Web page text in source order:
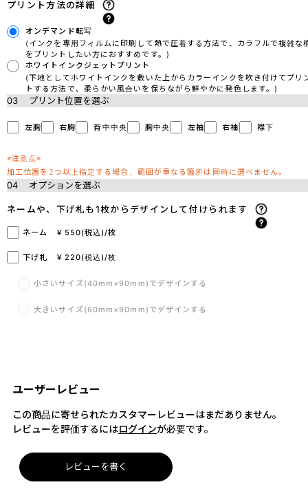
プリント方法の詳細
オンデマンド転写
(インクを専用フィルムに印刷して熱で圧着する方法で、カラフルで複雑な
をプリントしたい方におすすめです。)
ホワイトインクジェットプリント
(下地としてホワイトインクを敷いた上からカラーインクを吹き付けてプリ
トする方法で、柔らかい風合いを保ちながら鮮やかに発色します。)
03 プリント位置を選ぶ
左胸 右胸 背中中央 胸中央 左袖 右袖 襟下
※注意点※
加工位置を2つ以上指定する場合、範囲が重なる箇所は同時に選べません。
04 オプションを選ぶ
ネームや、下げ札も1枚からデザインして付けられます
ネーム ￥550(税込)/枚
下げ札 ￥220(税込)/枚
小さいサイズ(40mm×90mm)でデザインする
大きいサイズ(60mm×90mm)でデザインする
ユーザーレビュー
この商品に寄せられたカスタマーレビューはまだありません。
レビューを評価するにはログインが必要です。
レビューを書く